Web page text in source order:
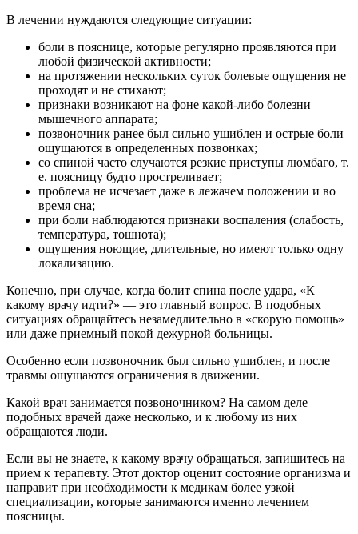
В лечении нуждаются следующие ситуации:
боли в пояснице, которые регулярно проявляются при
любой физической активности;
на протяжении нескольких суток болевые ощущения не
проходят и не стихают;
признаки возникают на фоне какой-либо болезни
мышечного аппарата;
позвоночник ранее был сильно ушиблен и острые боли
ощущаются в определенных позвонках;
со спиной часто случаются резкие приступы люмбаго, т.
е. поясницу будто простреливает;
проблема не исчезает даже в лежачем положении и во
время сна;
при боли наблюдаются признаки воспаления (слабость,
температура, тошнота);
ощущения ноющие, длительные, но имеют только одну
локализацию.
Конечно, при случае, когда болит спина после удара, «К
какому врачу идти?» — это главный вопрос. В подобных
ситуациях обращайтесь незамедлительно в «скорую помощь»
или даже приемный покой дежурной больницы.
Особенно если позвоночник был сильно ушиблен, и после
травмы ощущаются ограничения в движении.
Какой врач занимается позвоночником? На самом деле
подобных врачей даже несколько, и к любому из них
обращаются люди.
Если вы не знаете, к какому врачу обращаться, запишитесь на
прием к терапевту. Этот доктор оценит состояние организма и
направит при необходимости к медикам более узкой
специализации, которые занимаются именно лечением
поясницы.